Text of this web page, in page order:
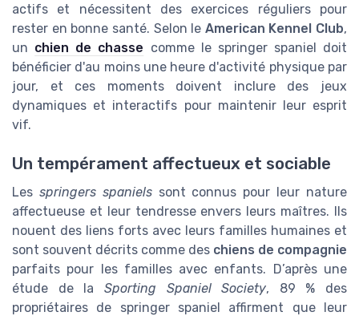
actifs et nécessitent des exercices réguliers pour
rester en bonne santé. Selon le American Kennel Club,
un chien de chasse comme le springer spaniel doit
bénéficier d'au moins une heure d'activité physique par
jour, et ces moments doivent inclure des jeux
dynamiques et interactifs pour maintenir leur esprit
vif.
Un tempérament affectueux et sociable
Les springers spanielssont connus pour leur nature
affectueuse et leur tendresse envers leurs maîtres. Ils
nouent des liens forts avec leurs familles humaines et
sont souvent décrits comme des chiens de compagnie
parfaits pour les familles avec enfants. D’après une
étude de la Sporting Spaniel Society, 89 % des
propriétaires de springer spaniel affirment que leur